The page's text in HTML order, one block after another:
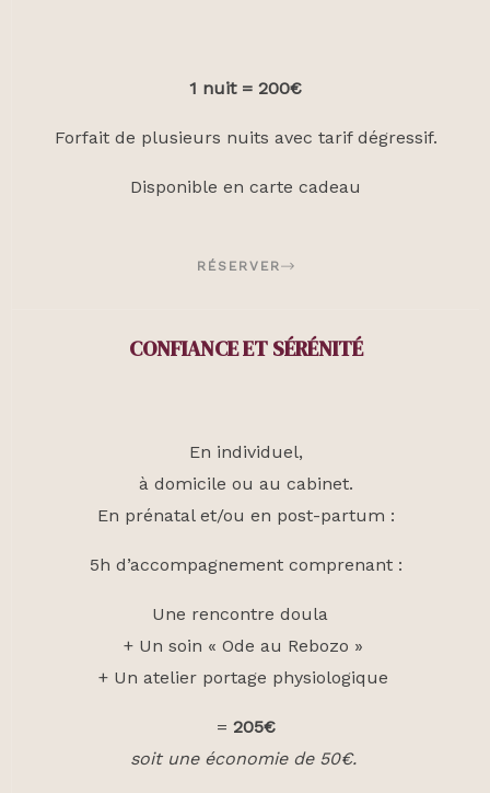
1 nuit = 200€
Forfait de plusieurs nuits avec tarif dégressif.
Disponible en carte cadeau
RÉSERVER
CONFIANCE ET SÉRÉNITÉ
En individuel,
à domicile ou au cabinet.
En prénatal et/ou en post-partum :
5h d’accompagnement comprenant :
Une rencontre doula
+ Un soin « Ode au Rebozo »
+ Un atelier portage physiologique
= 205€
soit une économie de 50€.